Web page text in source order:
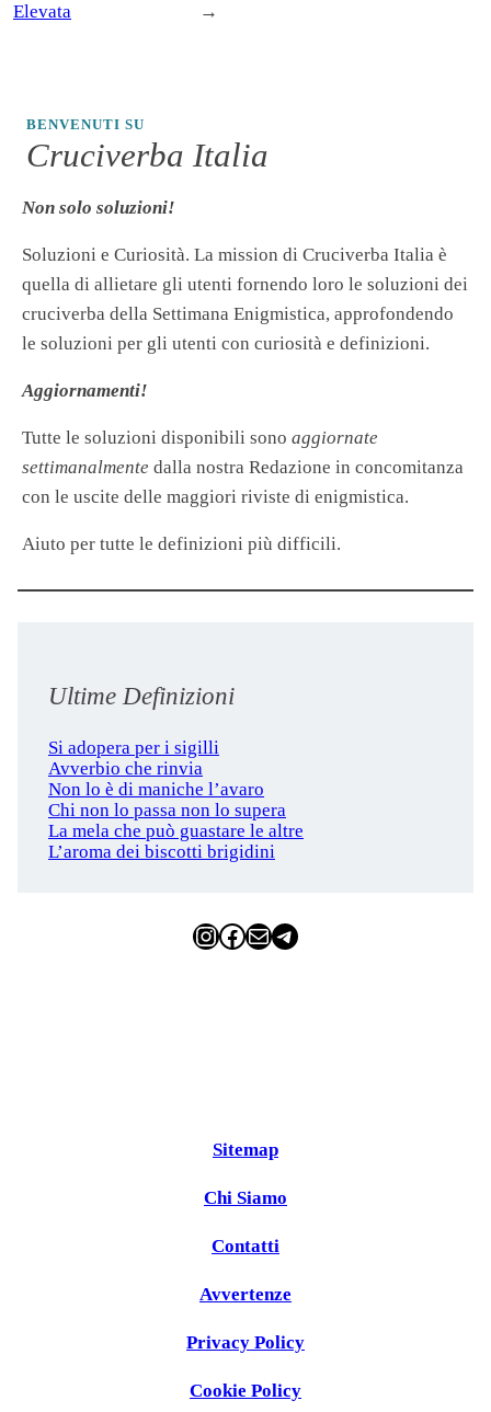
Elevata
→
BENVENUTI SU
Cruciverba Italia
Non solo soluzioni!
Soluzioni e Curiosità. La mission di Cruciverba Italia è
quella di allietare gli utenti fornendo loro le soluzioni dei
cruciverba della Settimana Enigmistica, approfondendo
le soluzioni per gli utenti con curiosità e definizioni.
Aggiornamenti!
Tutte le soluzioni disponibili sono aggiornate
settimanalmente dalla nostra Redazione in concomitanza
con le uscite delle maggiori riviste di enigmistica.
Aiuto per tutte le definizioni più difficili.
Ultime Definizioni
Si adopera per i sigilli
Avverbio che rinvia
Non lo è di maniche l’avaro
Chi non lo passa non lo supera
La mela che può guastare le altre
L’aroma dei biscotti brigidini
InstagramFacebook Email Telegram
Sitemap
Chi Siamo
Contatti
Avvertenze
Privacy Policy
Cookie Policy